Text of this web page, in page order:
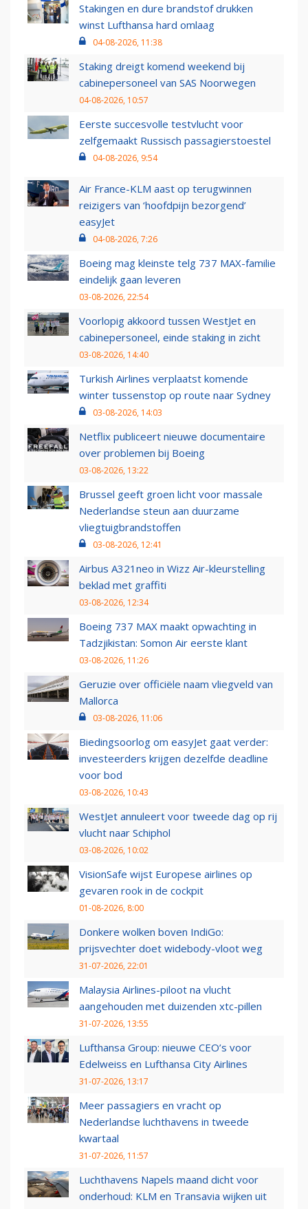
Stakingen en dure brandstof drukken
winst Lufthansa hard omlaag
04-08-2026, 11:38
Staking dreigt komend weekend bij
cabinepersoneel van SAS Noorwegen
04-08-2026, 10:57
Eerste succesvolle testvlucht voor
zelfgemaakt Russisch passagierstoestel
04-08-2026, 9:54
Air France-KLM aast op terugwinnen
reizigers van ‘hoofdpijn bezorgend’
easyJet
04-08-2026, 7:26
Boeing mag kleinste telg 737 MAX-familie
eindelijk gaan leveren
03-08-2026, 22:54
Voorlopig akkoord tussen WestJet en
cabinepersoneel, einde staking in zicht
03-08-2026, 14:40
Turkish Airlines verplaatst komende
winter tussenstop op route naar Sydney
03-08-2026, 14:03
Netflix publiceert nieuwe documentaire
over problemen bij Boeing
03-08-2026, 13:22
Brussel geeft groen licht voor massale
Nederlandse steun aan duurzame
vliegtuigbrandstoffen
03-08-2026, 12:41
Airbus A321neo in Wizz Air-kleurstelling
beklad met graffiti
03-08-2026, 12:34
Boeing 737 MAX maakt opwachting in
Tadzjikistan: Somon Air eerste klant
03-08-2026, 11:26
Geruzie over officiële naam vliegveld van
Mallorca
03-08-2026, 11:06
Biedingsoorlog om easyJet gaat verder:
investeerders krijgen dezelfde deadline
voor bod
03-08-2026, 10:43
WestJet annuleert voor tweede dag op rij
vlucht naar Schiphol
03-08-2026, 10:02
VisionSafe wijst Europese airlines op
gevaren rook in de cockpit
01-08-2026, 8:00
Donkere wolken boven IndiGo:
prijsvechter doet widebody-vloot weg
31-07-2026, 22:01
Malaysia Airlines-piloot na vlucht
aangehouden met duizenden xtc-pillen
31-07-2026, 13:55
Lufthansa Group: nieuwe CEO’s voor
Edelweiss en Lufthansa City Airlines
31-07-2026, 13:17
Meer passagiers en vracht op
Nederlandse luchthavens in tweede
kwartaal
31-07-2026, 11:57
Luchthavens Napels maand dicht voor
onderhoud: KLM en Transavia wijken uit